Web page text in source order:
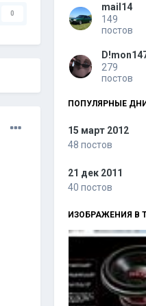
0
mail14
149
постов
279
постов
ПОПУЛЯРНЫЕ ДНИ
15 март 2012
48 постов
21 дек 2011
40 постов
ИЗОБРАЖЕНИЯ В